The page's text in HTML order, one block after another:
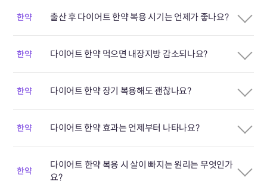
한약 출산 후 다이어트 한약 복용 시기는 언제가 좋나요?
한약 다이어트 한약 먹으면 내장지방 감소되나요?
한약 다이어트 한약 장기 복용해도 괜찮나요?
한약 다이어트 한약 효과는 언제부터 나타나요?
한약
다이어트 한약 복용 시 살이 빠지는 원리는 무엇인가
요?